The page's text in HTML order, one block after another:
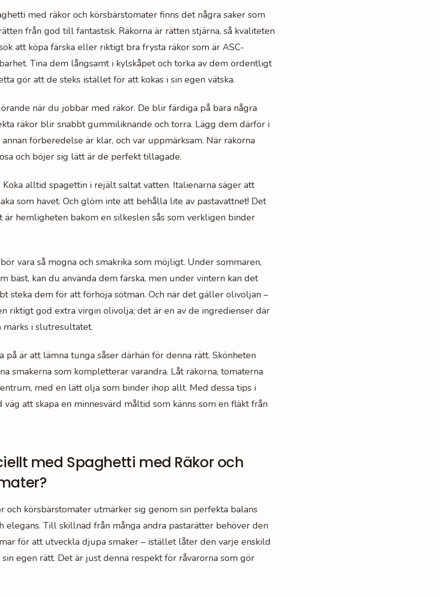
med räkor och körsbärstomater finns det några saker som
från god till fantastisk. Räkorna är rätten stjärna, så kvaliteten
att köpa färska eller riktigt bra frysta räkor som är ASC-
Tina dem långsamt i kylskåpet och torka av dem ordentligt
gör att de steks istället för att kokas i sin egen vätska.
när du jobbar med räkor. De blir färdiga på bara några
räkor blir snabbt gummiliknande och torra. Lägg dem därför i
förberedelse är klar, och var uppmärksam. När räkorna
och böjer sig lätt är de perfekt tillagade.
Koka alltid spagettin i rejält saltat vatten. Italienarna säger att
som havet. Och glöm inte att behålla lite av pastavattnet! Det
är hemligheten bakom en silkeslen sås som verkligen binder
vara så mogna och smakrika som möjligt. Under sommaren,
bäst, kan du använda dem färska, men under vintern kan det
steka dem för att förhöja sötman. Och när det gäller olivoljan –
riktigt god extra virgin olivolja; det är en av de ingredienser där
i slutresultatet.
på är att lämna tunga såser därhän för denna rätt. Skönheten
smakerna som kompletterar varandra. Låt räkorna, tomaterna
med en lätt olja som binder ihop allt. Med dessa tips i
väg att skapa en minnesvärd måltid som känns som en fläkt från
med Spaghetti med Räkor och
och körsbärstomater utmärker sig genom sin perfekta balans
elegans. Till skillnad från många andra pastarätter behöver den
för att utveckla djupa smaker – istället låter den varje enskild
egen rätt. Det är just denna respekt för råvarorna som gör